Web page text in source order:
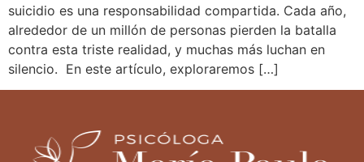
suicidio es una responsabilidad compartida. Cada año,
alrededor de un millón de personas pierden la batalla
contra esta triste realidad, y muchas más luchan en
silencio. En este artículo, exploraremos […]